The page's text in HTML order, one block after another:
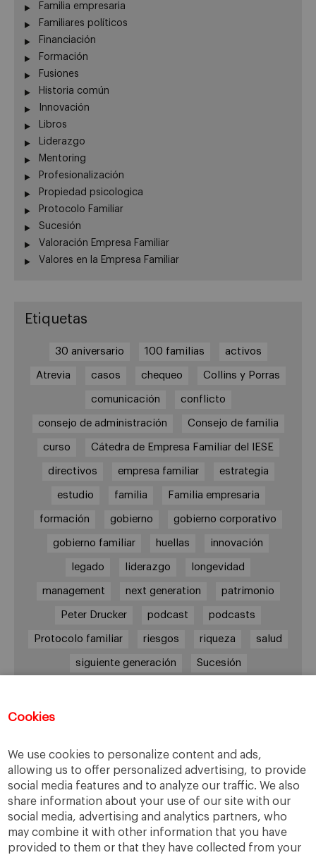
Cookies
We use cookies to personalize content and ads,
allowing us to offer personalized advertising, to provide
social media features and to analyze our traffic. We also
share information about your use of our site with our
social media, advertising and analytics partners, who
may combine it with other information that you have
provided to them or that they have collected from your
Familia empresaria
Familiares políticos
Financiación
Formación
Fusiones
Historia común
Innovación
Libros
Liderazgo
Mentoring
Profesionalización
Propiedad psicologica
Protocolo Familiar
Sucesión
Valoración Empresa Familiar
Valores en la Empresa Familiar
Etiquetas
30 aniversario 100 familias activos
Atrevia casos chequeo Collins y Porras
comunicación conflicto
consejo de administración Consejo de familia
curso Cátedra de Empresa Familiar del IESE
directivos empresa familiar estrategia
estudio familia Familia empresaria
formación gobierno gobierno corporativo
gobierno familiar huellas innovación
legado liderazgo longevidad
management next generation patrimonio
Peter Drucker podcast podcasts
Protocolo familiar riesgos riqueza salud
siguiente generación Sucesión
Enlaces
Cátedra de Empresa Familiar
IESE Insight
Videoteca de Empresa Familiar